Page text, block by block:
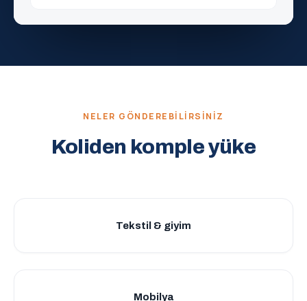
NELER GÖNDEREBILIRSINIZ
Koliden komple yüke
Tekstil & giyim
Mobilya